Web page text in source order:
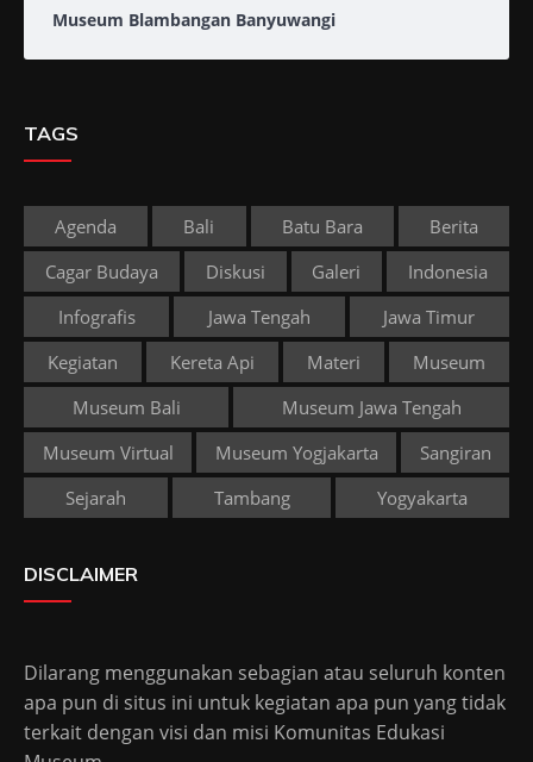
Museum Blambangan Banyuwangi
TAGS
Agenda Bali Batu Bara
Berita
Cagar Budaya
Diskusi Galeri
Indonesia
Infografis
Jawa Tengah
Jawa Timur
Kegiatan
Kereta Api Materi
Museum
Museum Bali
Museum Jawa Tengah
Museum Virtual
Museum Yogjakarta
Sangiran
Sejarah
Tambang Yogyakarta
DISCLAIMER
Dilarang menggunakan sebagian atau seluruh konten
apa pun di situs ini untuk kegiatan apa pun yang tidak
terkait dengan visi dan misi Komunitas Edukasi